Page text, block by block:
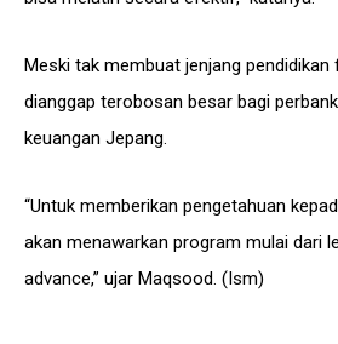
Meski tak membuat jenjang
dianggap terobosan besar bagi
keuangan Jepang.
“Untuk memberikan pengetahuan
akan menawarkan program mulai dari
advance,” ujar Maqsood. (Ism)